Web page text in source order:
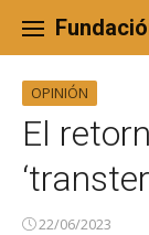
content
OPINIÓN
El
22/06/2023